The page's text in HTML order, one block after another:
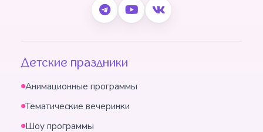
Детские праздники
Анимационные программы
Тематические вечеринки
Шоу программы